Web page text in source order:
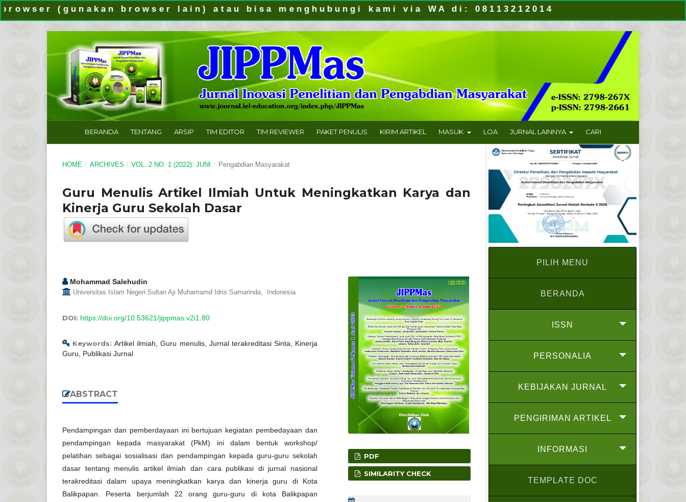
browser lain) atau bisa menghubungi kami via WA di: 08113212014
BERANDA TENTANG ARSIP TIM EDITOR TIM REVIEWER PAKET PENULIS KIRIM ARTIKEL MASUK LOA JURNAL LAINNYA CARI
HOME / ARCHIVES / VOL. 2 NO. 1 (2022): JUNI / Pengabdian Masyarakat
Guru Menulis Artikel Ilmiah Untuk Meningkatkan Karya dan
Kinerja Guru Sekolah Dasar
Mohammad Salehudin
Universitas Islam Negeri Sultan Aji Muhamamd Idris Samarinda, Indonesia
DOI: https://doi.org/10.53621/jippmas.v2i1.80
Keywords:Artikel ilmiah, Guru menulis, Jurnal terakreditasi Sinta, Kinerja
Guru, Publikasi Jurnal
ABSTRACT
Pendampingan dan pemberdayaan ini bertujuan kegiatan pembedayaan dan
pendampingan kepada masyarakat (PkM) ini dalam bentuk workshop/
pelatihan sebagai sosialisasi dan pendampingan kepada guru-guru sekolah
dasar tentang menulis artikel ilmiah dan cara publikasi di jurnal nasional
terakreditasi dalam upaya meningkatkan karya dan kinerja guru di Kota
Balikpapan. Peserta berjumlah 22 orang guru-guru di kota Balikpapan
PDF
SIMILARITY CHECK
PILIH MENU
BERANDA
ISSN
PERSONALIA
KEBIJAKAN JURNAL
PENGIRIMAN ARTIKEL
INFORMASI
TEMPLATE DOC